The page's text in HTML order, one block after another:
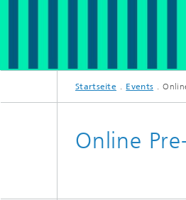
Startseite Events
Online